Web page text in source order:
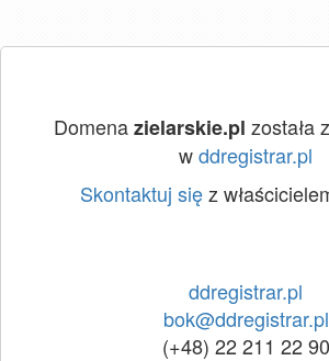
Domenazielarskie.pl została
wddregistrar.pl
Skontaktuj sięz
ddregistrar.pl
bok@ddregistrar.pl
(+48) 22 211 22 90